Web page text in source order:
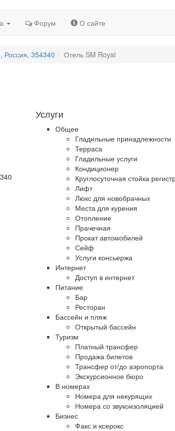
Форум О сайте
Россия, 354340 Отель SM Royal
Услуги
Общее
Гладильные принадлежности
Терраса
Гладильные услуги
Кондиционер
Круглосуточная стойка
Лифт
Люкс для новобрачных
Места для курения
Отопление
Прачечная
Прокат автомобилей
Сейф
Услуги консьержа
Интернет
Доступ в интернет
Питание
Бар
Ресторан
Бассейн и пляж
Открытый бассейн
Туризм
Платный трансфер
Продажа билетов
Трансфер от/до аэропорта
Экскурсионное бюро
В номерах
Номера для некурящих
Номера со звукоизоляцией
Бизнес
Факс и ксерокс